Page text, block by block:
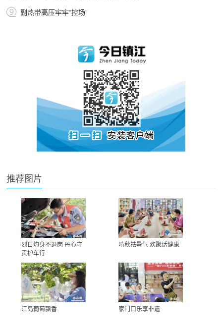
副热带高压牢牢“控场”
推荐图片
烈日灼身不退岗 丹心守
责护车行
啃秋祛暑气 欢聚话健康
江岛葡萄飘香 家门口乐享非遗